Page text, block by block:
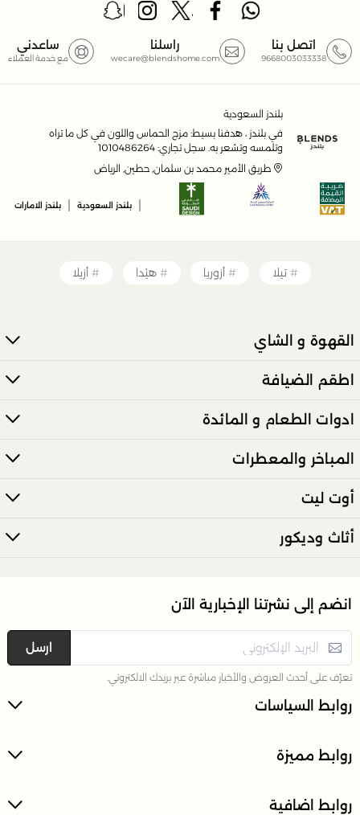
اتصل بنا
9668003033338
راسلنا
wecare@blendshome.com
ساعدني
مع خدمة العملاء
بلندز السعودية
في بلندز ، هدفنا بسيط: مزج الحماس واللون في كل ما تراه
وتلمسه وتشعر به. سجل تجاري: 1010486264
طريق الأمير محمد بن سلمان, حطين, الرياض
بلندز السعودية بلندز الامارات
تيلا أزوريا هيْدا أزيلا
القهوة و الشاي
اطقم الضيافة
ادوات الطعام و المائدة
المباخر والمعطرات
أوت ليت
أثاث وديكور
روابط السياسات
روابط مميزة
روابط اضافية
انضم إلى نشرتنا الإخبارية الآن
ارسل
تعرّف على أحدث العروض والأخبار مباشرة عبر بريدك الالكتروني.